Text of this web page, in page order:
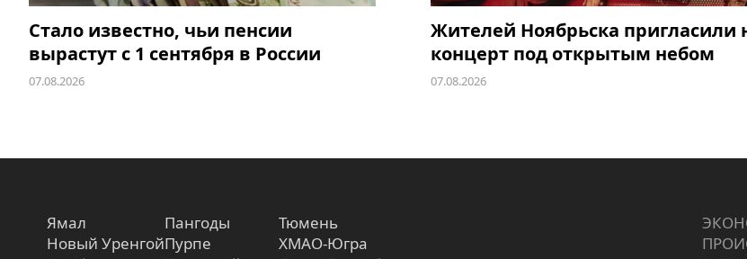
Стало известно, чьи пенсии
вырастут с 1 сентября в России
07.08.2026
Жителей Ноябрьска пригласили
концерт под открытым небом
07.08.2026
Ямал
Новый Уренгой
Пангоды
Пурпе
Тюмень
ХМАО-Югра